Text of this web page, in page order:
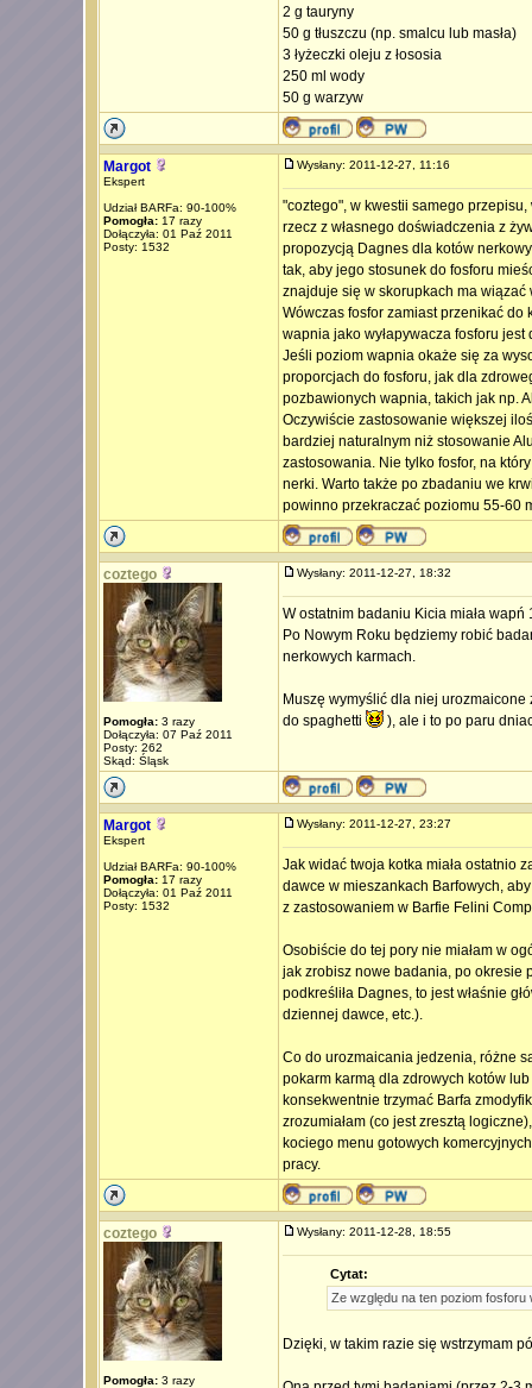
2 g tauryny
50 g tłuszczu (np. smalcu lub masła)
3 łyżeczki oleju z łososia
250 ml wody
50 g warzyw
Margot
Ekspert
Udział BARFa: 90-100%
Pomogła:17 razy
Dołączyła: 01 Paź 2011
Posty: 1532
Wysłany: 2011-12-27, 11:16
"coztego", w kwestii samego
rzecz z własnego doświadczenia z
propozycją Dagnes dla kotów
tak, aby jego stosunek do fosforu
znajduje się w skorupkach ma
Wówczas fosfor zamiast przenikać
wapnia jako wyłapywacza fosforu
Jeśli poziom wapnia okaże się za
proporcjach do fosforu, jak dla
pozbawionych wapnia, takich jak np.
Oczywiście zastosowanie większej
bardziej naturalnym niż stosowanie
zastosowania. Nie tylko fosfor, na
nerki. Warto także po zbadaniu we
powinno przekraczać poziomu 55-60
coztego
Pomogła:3 razy
Dołączyła: 07 Paź 2011
Posty: 262
Skąd: Śląsk
Wysłany: 2011-12-27, 18:32
W ostatnim badaniu Kicia miała wapń
Po Nowym Roku będziemy robić
nerkowych karmach.
Muszę wymyślić dla niej
do spaghetti
), ale i to po paru
Margot
Ekspert
Udział BARFa: 90-100%
Pomogła:17 razy
Dołączyła: 01 Paź 2011
Posty: 1532
Wysłany: 2011-12-27, 23:27
Jak widać twoja kotka miała ostatnio
dawce w mieszankach Barfowych,
z zastosowaniem w Barfie Felini
Osobiście do tej pory nie miałam w
jak zrobisz nowe badania, po okresie
podkreśliła Dagnes, to jest właśnie
dziennej dawce, etc.).
Co do urozmaicania jedzenia, różne
pokarm karmą dla zdrowych kotów
konsekwentnie trzymać Barfa
zrozumiałam (co jest zresztą
kociego menu gotowych
pracy.
coztego
Pomogła:3 razy
Wysłany: 2011-12-28, 18:55
Cytat:
Ze względu na ten poziom fosforu
Dzięki, w takim razie się wstrzymam